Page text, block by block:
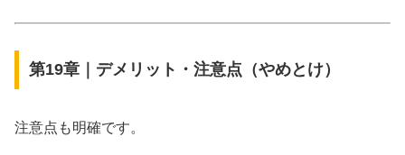
第19章｜デメリット・注意点（やめとけ）
注意点も明確です。